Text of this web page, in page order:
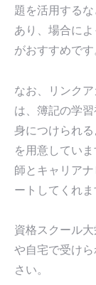
題を活用する
あり、場合に
がおすすめです
なお、リンク
は、簿記の学
身につけられ
を用意してい
師とキャリア
ートしてくれま
資格スクール
や自宅で受け
さい。